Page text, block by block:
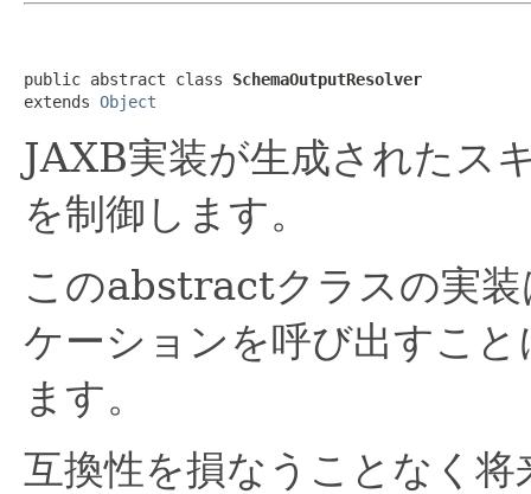
public abstract class SchemaOutputResolver
extends Object
JAXB実装が生成されたス
を制御します。
このabstractクラスの実
ケーションを呼び出すこ
ます。
互換性を損なうことなく